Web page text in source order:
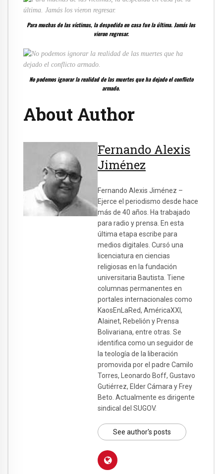
Para muchas de las víctimas, la despedida en casa fue la última. Jamás los
vieron regresar.
No podemos ignorar la realidad de las muertes que ha dejado el conflicto
armado.
About Author
Fernando Alexis
Jiménez
Fernando Alexis Jiménez –
Ejerce el periodismo desde hace
más de 40 años. Ha trabajado
para radio y prensa. En esta
última etapa escribe para
medios digitales. Cursó una
licenciatura en ciencias
religiosas en la fundación
universitaria Bautista. Tiene
columnas permanentes en
portales internacionales como
KaosEnLaRed, AméricaXXI,
Alainet, Rebelión y Prensa
Bolivariana, entre otras. Se
identifica como un seguidor de
la teología de la liberación
promovida por el padre Camilo
Torres, Leonardo Boff, Gustavo
Gutiérrez, Elder Cámara y Frey
Beto. Actualmente es dirigente
sindical del SUGOV.
See author's posts